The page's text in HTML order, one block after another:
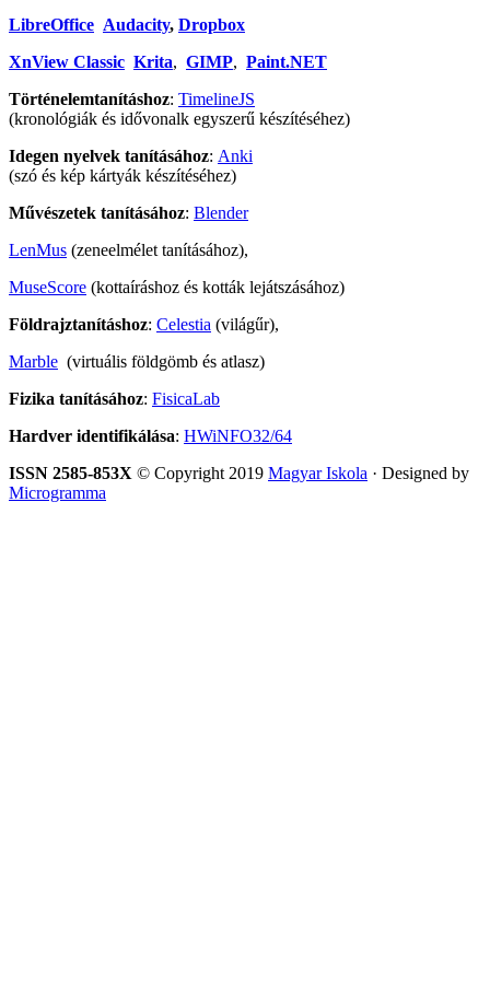
LibreOffice Audacity, Dropbox
XnView Classic Krita, GIMP, Paint.NET
Történelemtanításhoz: TimelineJS
(kronológiák és idővonalk egyszerű készítéséhez)
Idegen nyelvek tanításához: Anki
(szó és kép kártyák készítéséhez)
Művészetek tanításához: Blender
LenMus (zeneelmélet tanításához),
MuseScore (kottaíráshoz és kották lejátszásához)
Földrajztanításhoz: Celestia (világűr),
Marble (virtuális földgömb és atlasz)
Fizika tanításához: FisicaLab
Hardver identifikálása: HWiNFO32/64
ISSN 2585-853X © Copyright 2019 Magyar Iskola · Designed by
Microgramma